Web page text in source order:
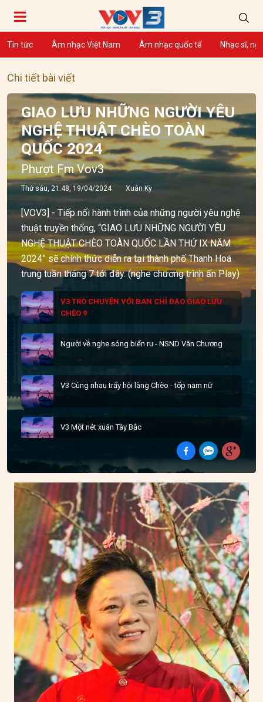
Tin tức Âm nhạc Việt Nam Âm nhạc quốc tế Nhạc sĩ,
Chi tiết bài viết
GIAO LƯU NHỮNG NGƯỜI YÊU
NGHỆ THUẬT CHÈO TOÀN
QUỐC 2024
Phượt Fm Vov3
Thứ sáu, 21:48, 19/04/2024 Xuân Kỳ
[VOV3] - Tiếp nối hành trình của những người yêu nghệ
thuật truyền thống, “GIAO LƯU NHỮNG NGƯỜI YÊU
NGHỆ THUẬT CHÈO TOÀN QUỐC LẦN THỨ IX NĂM
2024” sẽ chính thức diễn ra tại thành phố Thanh Hoá
trung tuần tháng 7 tới đây. (nghe chương trình ấn Play)
V3 TRÒ CHUYỆN VỚI BAN CHỈ ĐẠO GIAO LƯU
CHÈO 9
Người về nghe sóng biển ru - NSND Văn Chương
V3 Cùng nhau trẩy hội làng Chèo - tốp nam nữ
V3 Một nét xuân Tây Bắc
V3 Hát mừng giao lưu Chèo toàn Quốc - Tốp nam
nữ